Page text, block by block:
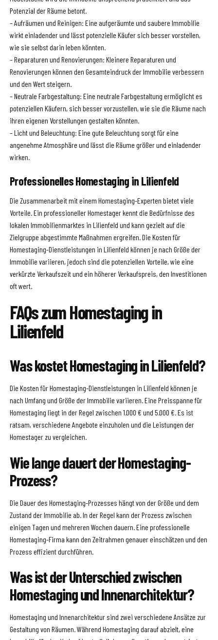
Potenzial der Räume betont.
– Aufräumen und Reinigen: Eine aufgeräumte und saubere Immobilie
wirkt einladender und lässt potenzielle Käufer sich besser vorstellen,
wie sie selbst darin leben könnten.
– Reparaturen und Renovierungen: Kleinere Reparaturen und
Renovierungen können den Gesamteindruck der Immobilie verbessern
und den Wert steigern.
– Neutrale Farbgestaltung: Eine neutrale Farbgestaltung ermöglicht es
potenziellen Käufern, sich besser vorzustellen, wie sie die Räume nach
ihren eigenen Vorstellungen gestalten könnten.
– Licht und Beleuchtung: Eine gute Beleuchtung sorgt für eine
angenehme Atmosphäre und lässt die Räume größer und einladender
wirken.
Professionelles Homestaging in Lilienfeld
Die Zusammenarbeit mit einem Homestaging-Experten bietet viele
Vorteile. Ein professioneller Homestager kennt die Bedürfnisse des
lokalen Immobilienmarktes in Lilienfeld und kann gezielt auf die
Zielgruppe abgestimmte Maßnahmen ergreifen. Die Kosten für
Homestaging-Dienstleistungen in Lilienfeld können je nach Größe der
Immobilie variieren, jedoch sind die potenziellen Vorteile, wie eine
verkürzte Verkaufszeit und ein höherer Verkaufspreis, den Investitionen
oft wert.
FAQs zum Homestaging in
Lilienfeld
Was kostet Homestaging in Lilienfeld?
Die Kosten für Homestaging-Dienstleistungen in Lilienfeld können je
nach Umfang und Größe der Immobilie variieren. Eine Preisspanne für
Homestaging liegt in der Regel zwischen 1.000 € und 5.000 €. Es ist
ratsam, verschiedene Angebote einzuholen und die Leistungen der
Homestager zu vergleichen.
Wie lange dauert der Homestaging-
Prozess?
Die Dauer des Homestaging-Prozesses hängt von der Größe und dem
Zustand der Immobilie ab. In der Regel kann der Prozess zwischen
einigen Tagen und mehreren Wochen dauern. Eine professionelle
Homestaging-Firma kann den Zeitrahmen genauer einschätzen und den
Prozess effizient durchführen.
Was ist der Unterschied zwischen
Homestaging und Innenarchitektur?
Homestaging und Innenarchitektur sind zwei verschiedene Ansätze zur
Gestaltung von Räumen. Während Homestaging darauf abzielt, eine